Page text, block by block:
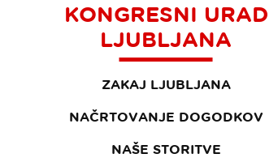
KONGRESNI URAD
LJUBLJANA
ZAKAJ LJUBLJANA
NAČRTOVANJE DOGODKOV
NAŠE STORITVE